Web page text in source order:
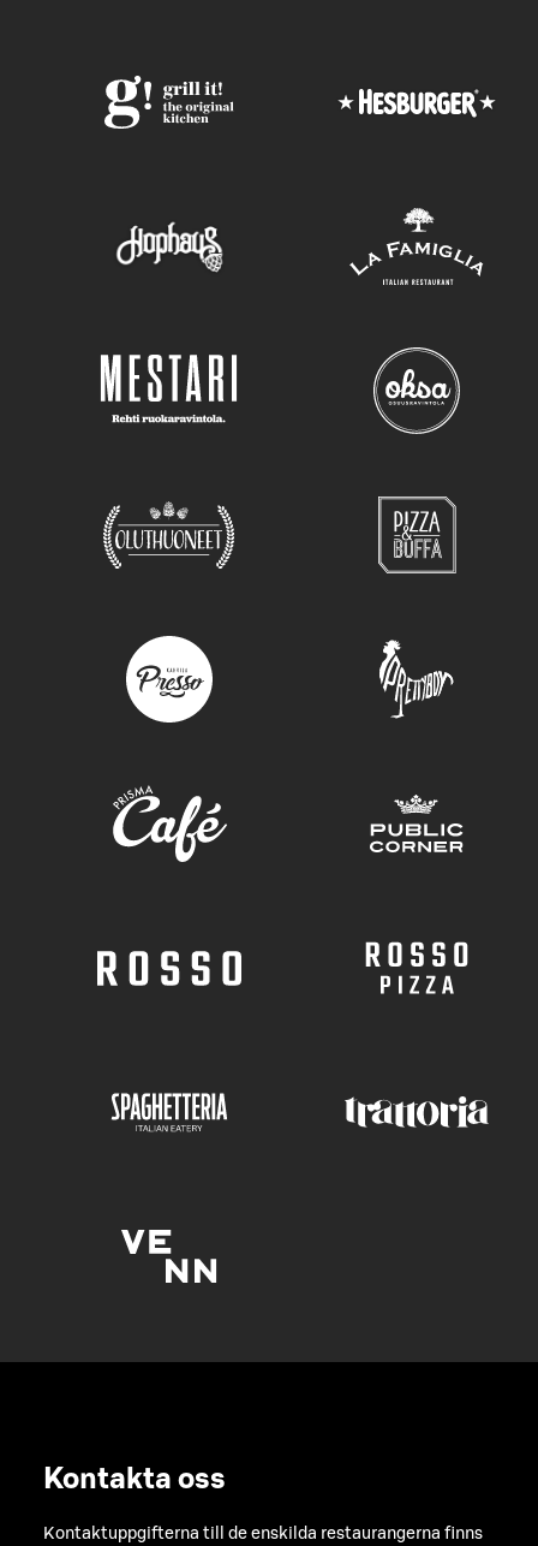
Kontakta oss
Kontaktuppgifterna till de enskilda restaurangerna finns